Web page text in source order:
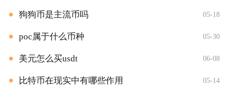
狗狗币是主流币吗 05-18
poc属于什么币种 05-30
美元怎么买usdt 06-08
比特币在现实中有哪些作用 05-14